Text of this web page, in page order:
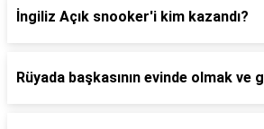
İngiliz Açık snooker'i kim kazandı?
Rüyada başkasının evinde olmak ve